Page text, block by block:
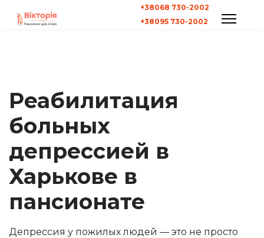
+38068 730-2002
+38095 730-2002
Реабилитация
больных
депрессией в
Харькове в
пансионате
Депрессия у пожилых людей — это не просто